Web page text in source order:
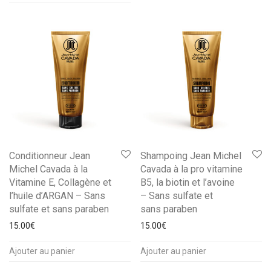
Conditionneur Jean
Michel Cavada à la
Vitamine E, Collagène et
l’huile d’ARGAN – Sans
sulfate et sans paraben
15.00€
Ajouter au panier
Shampoing Jean Michel
Cavada à la pro vitamine
B5, la biotin et l’avoine
– Sans sulfate et
sans paraben
15.00€
Ajouter au panier